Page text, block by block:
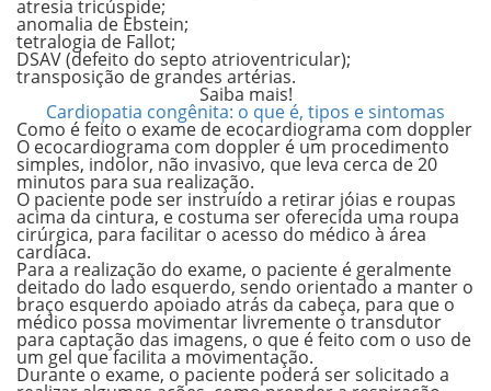
atresia tricúspide;
anomalia de Ebstein;
tetralogia de Fallot;
DSAV (defeito do septo atrioventricular);
transposição de grandes artérias.
Saiba mais!
Cardiopatia congênita: o que é, tipos e sintomas
Como é feito o exame de ecocardiograma com doppler
O ecocardiograma com doppler é um procedimento
simples, indolor, não invasivo, que leva cerca de20
minutos para sua realização.
O paciente pode ser instruído a retirar jóias e roupas
acima da cintura, e costuma ser oferecida uma roupa
cirúrgica, para facilitar o acesso do médico à área
cardíaca.
Para a realização do exame, o paciente é geralmente
deitado do lado esquerdo, sendo orientado a manter o
braço esquerdo apoiado atrás da cabeça, para que o
médico possa movimentar livremente o transdutor
para captação das imagens, o que é feito com o uso de
um gel que facilita a movimentação.
Durante o exame, o paciente poderá ser solicitado a